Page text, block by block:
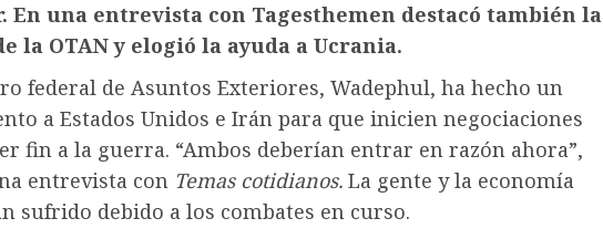
En una entrevista con Tagesthemen destacó también la
la OTAN y elogió la ayuda a Ucrania.
federal de Asuntos Exteriores, Wadephul, ha hecho un
a Estados Unidos e Irán para que inicien negociaciones
fin a la guerra. “Ambos deberían entrar en razón ahora”,
entrevista con Temas cotidianos. La gente y la economía
sufrido debido a los combates en curso.